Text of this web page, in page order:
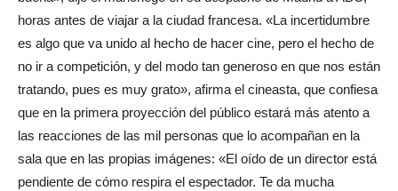
horas antes de viajar a la ciudad francesa. «La incertidumbre
es algo que va unido al hecho de hacer cine, pero el hecho de
no ir a competición, y del modo tan generoso en que nos están
tratando, pues es muy grato», afirma el cineasta, que confiesa
que en la primera proyección del público estará más atento a
las reacciones de las mil personas que lo acompañan en la
sala que en las propias imágenes: «El oído de un director está
pendiente de cómo respira el espectador. Te da mucha